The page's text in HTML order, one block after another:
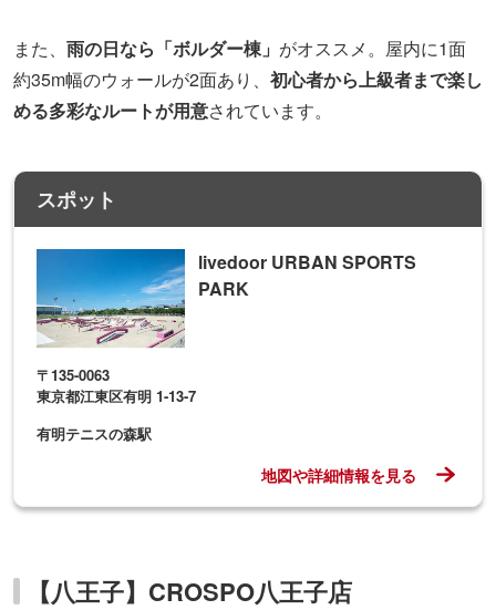
また、 雨の日なら「ボルダー棟」 がオススメ。屋内に1面
約35m幅のウォールが2面あり、 初心者から上級者まで楽し
める多彩なルートが用意されています。
スポット
livedoor URBAN SPORTS
PARK
〒135-0063
東京都江東区有明 1-13-7
有明テニスの森駅
地図や詳細情報を見る
【八王子】CROSPO八王子店